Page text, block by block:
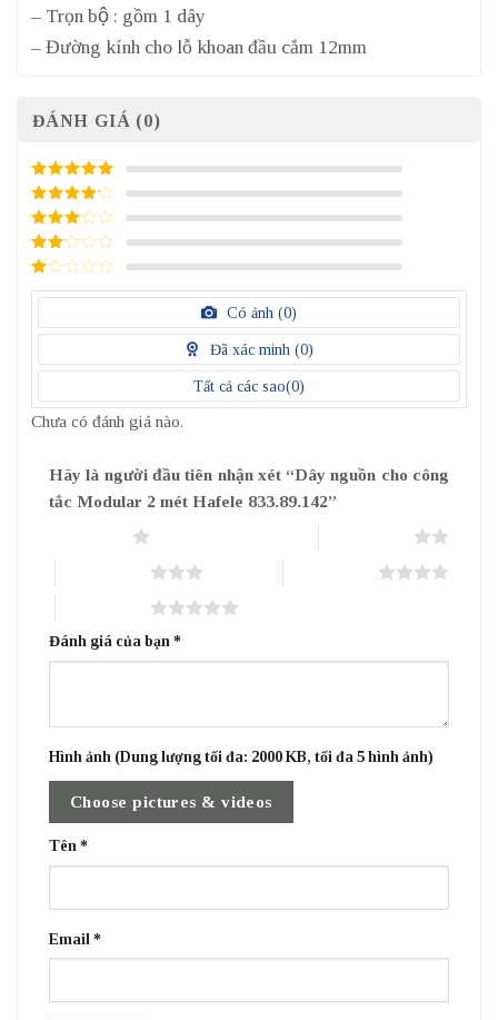
– Trọn bộ : gồm 1 dây
– Đường kính cho lỗ khoan đầu cắm 12mm
ĐÁNH GIÁ (0)
5/ 5 điểm
4/ 5
điểm
3/ 5
điểm
2/
điểm
1
điểm
Có ảnh (0)
Đã xác minh (0)
Tất cả các sao(0)
Chưa có đánh giá nào.
Hãy là người đầu tiên nhận xét “Dây nguồn cho công
tắc Modular 2 mét Hafele 833.89.142”
Đánh giá của bạn *
Hình ảnh (Dung lượng tối đa: 2000 KB, tối đa 5 hình ảnh)
Choose pictures & videos
Tên *
Email *